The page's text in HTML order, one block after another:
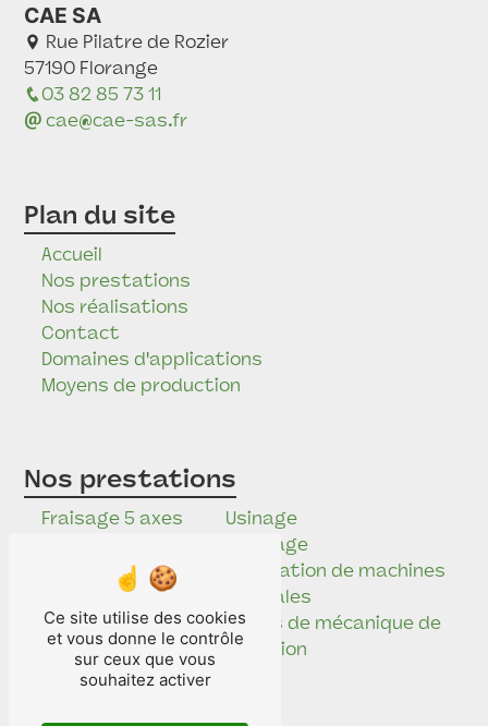
CAE SA
Rue Pilatre de Rozier
57190 Florange
03 82 85 73 11
cae@cae-sas.fr
Plan du site
Accueil
Nos prestations
Nos réalisations
Contact
Domaines d'applications
Moyens de production
Nos prestations
Fraisage 5 axes
mécanique
précision
Electro-érosion
Rectification
Usinage
Tournage
Réalisation de machines
spéciales
Pièces de mécanique de
précision
Ce site utilise des cookies
et vous donne le contrôle
sur ceux que vous
souhaitez activer